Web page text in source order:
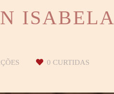
ISABELA
0 CURTIDAS